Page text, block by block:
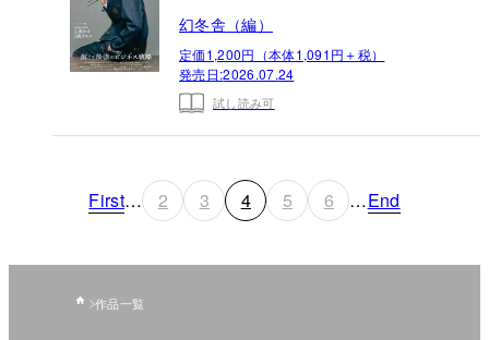
幻冬舎（編）
定価1,200円（本体1,091円＋税）
発売日:2026.07.24
試し読み可
First… 2 3 4 5 6 …End
作品一覧